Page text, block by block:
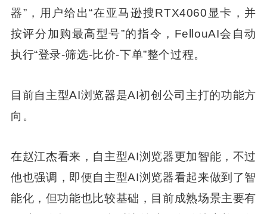
器”，用户给出“在亚马逊搜RTX4060显卡，并
按评分加购最高型号”的指令，FellouAI会自动
执行“登录-筛选-比价-下单”整个过程。
目前自主型AI浏览器是AI初创公司主打的功能方
向。
在赵江杰看来，自主型AI浏览器更加智能，不过
他也强调，即便自主型AI浏览器看起来做到了智
能化，但功能也比较基础，目前成熟场景主要有